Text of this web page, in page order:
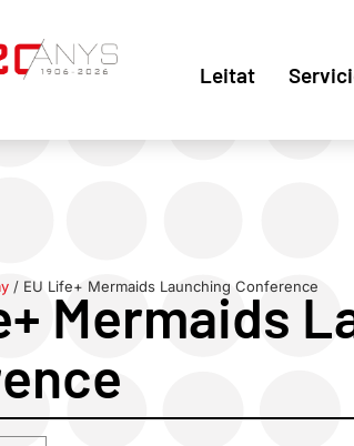
Leitat
/ EU Life+ Mermaids Launching Conference
Mermaids